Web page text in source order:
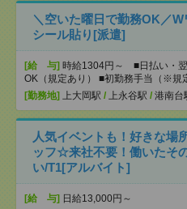
＼空いた曜日で勤務OK／
シール貼り[派遣]
[給 与] 時給1304円～ ■日払い・
OK（規定あり） ■初勤務手当（※規
[勤務地] 上大岡駅 / 上永谷駅 / 港南台
人気イベントも！好きな場
ッフ☆来社不要！働いたそ
い/T1[アルバイト]
[給 与] 日給13,000円～